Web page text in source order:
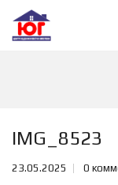
IMG_8523
23.05.2025 0